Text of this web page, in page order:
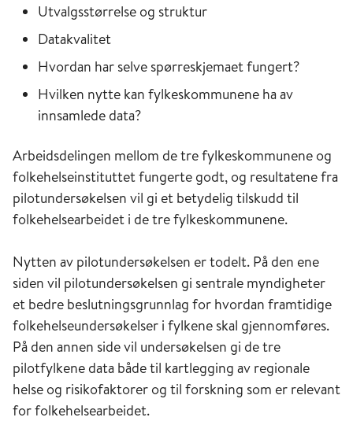
Utvalgsstørrelse og struktur
Datakvalitet
Hvordan har selve spørreskjemaet fungert?
Hvilken nytte kan fylkeskommunene ha av
innsamlede data?
Arbeidsdelingen mellom de tre fylkeskommunene og
folkehelseinstituttet fungerte godt, og resultatene fra
pilotundersøkelsen vil gi et betydelig tilskudd til
folkehelsearbeidet i de tre fylkeskommunene.
Nytten av pilotundersøkelsen er todelt. På den ene
siden vil pilotundersøkelsen gi sentrale myndigheter
et bedre beslutningsgrunnlag for hvordan framtidige
folkehelseundersøkelser i fylkene skal gjennomføres.
På den annen side vil undersøkelsen gi de tre
pilotfylkene data både til kartlegging av regionale
helse og risikofaktorer og til forskning som er relevant
for folkehelsearbeidet.